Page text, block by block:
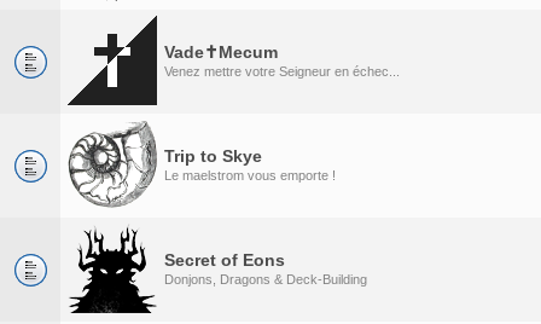
Vade✝Mecum
Venez mettre votre Seigneur en échec...
Trip to Skye
Le maelstrom vous emporte !
Secret of Eons
Donjons, Dragons & Deck-Building